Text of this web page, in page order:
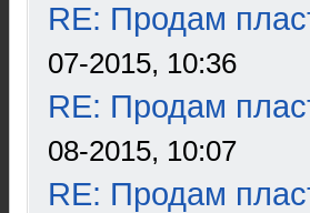
RE: Продам
07-2015, 10:36
RE: Продам
08-2015, 10:07
RE: Продам